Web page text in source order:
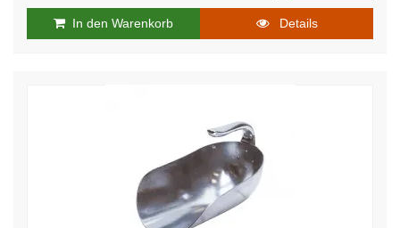
In den Warenkorb Details